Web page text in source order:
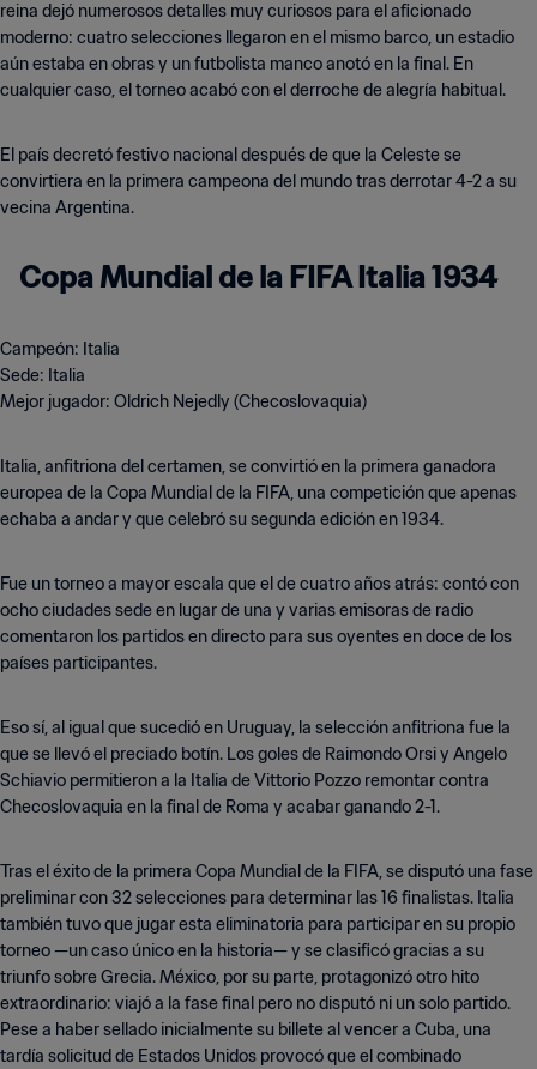
reina dejó numerosos detalles muy curiosos para el aficionado
moderno: cuatro selecciones llegaron en el mismo barco, un estadio
aún estaba en obras y un futbolista manco anotó en la final. En
cualquier caso, el torneo acabó con el derroche de alegría habitual.
El país decretó festivo nacional después de que la Celeste se
convirtiera en la primera campeona del mundo tras derrotar 4-2 a su
vecina Argentina.
Copa Mundial de la FIFA Italia 1934
Campeón: Italia
Sede: Italia
Mejor jugador: Oldrich Nejedly (Checoslovaquia)
Italia, anfitriona del certamen, se convirtió en la primera ganadora
europea de la Copa Mundial de la FIFA, una competición que apenas
echaba a andar y que celebró su segunda edición en 1934.
Fue un torneo a mayor escala que el de cuatro años atrás: contó con
ocho ciudades sede en lugar de una y varias emisoras de radio
comentaron los partidos en directo para sus oyentes en doce de los
países participantes.
Eso sí, al igual que sucedió en Uruguay, la selección anfitriona fue la
que se llevó el preciado botín. Los goles de Raimondo Orsi y Angelo
Schiavio permitieron a la Italia de Vittorio Pozzo remontar contra
Checoslovaquia en la final de Roma y acabar ganando 2-1.
Tras el éxito de la primera Copa Mundial de la FIFA, se disputó una fase
preliminar con 32 selecciones para determinar las 16 finalistas. Italia
también tuvo que jugar esta eliminatoria para participar en su propio
torneo —un caso único en la historia— y se clasificó gracias a su
triunfo sobre Grecia. México, por su parte, protagonizó otro hito
extraordinario: viajó a la fase final pero no disputó ni un solo partido.
Pese a haber sellado inicialmente su billete al vencer a Cuba, una
tardía solicitud de Estados Unidos provocó que el combinado